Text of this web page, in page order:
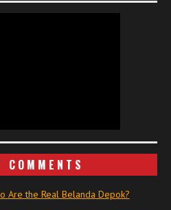
COMMENTS
Are the Real Belanda Depok?